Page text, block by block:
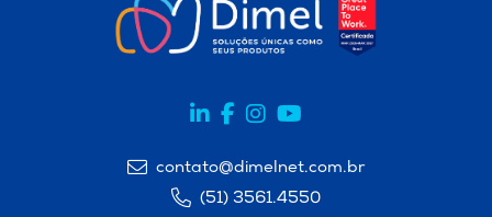
contato@dimelnet.com.br
(51) 3561.4550